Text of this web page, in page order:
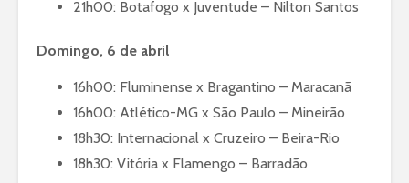
21h00: Botafogo x Juventude – Nilton Santos
Domingo, 6 de abril
16h00: Fluminense x Bragantino – Maracanã
16h00: Atlético-MG x São Paulo – Mineirão
18h30: Internacional x Cruzeiro – Beira-Rio
18h30: Vitória x Flamengo – Barradão